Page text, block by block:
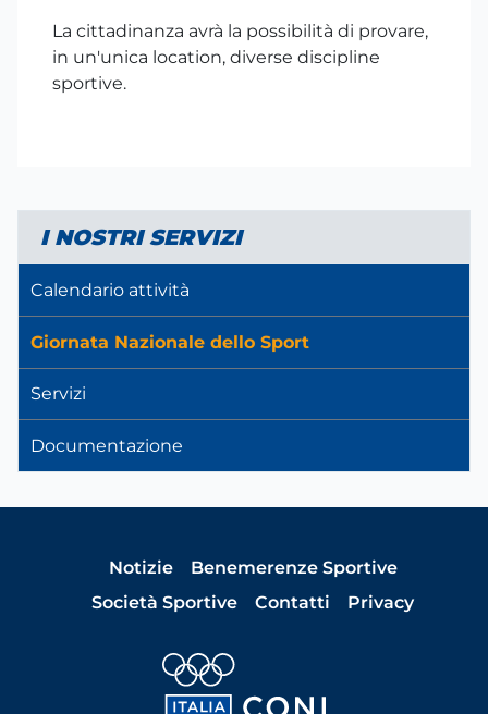
La cittadinanza avrà la possibilità di provare,
in un'unica location, diverse discipline
sportive.
I NOSTRI SERVIZI
Calendario attività
Giornata Nazionale dello Sport
Servizi
Documentazione
Notizie
Benemerenze Sportive
Società Sportive
Contatti Privacy